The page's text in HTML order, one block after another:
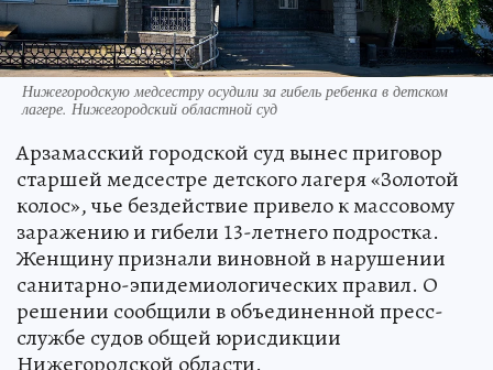
Нижегородскую медсестру осудили за гибель ребенка в детском
лагере. Нижегородский областной суд
Арзамасский городской суд вынес приговор
старшей медсестре детского лагеря «Золотой
колос», чье бездействие привело к массовому
заражению и гибели 13-летнего подростка.
Женщину признали виновной в нарушении
санитарно-эпидемиологических правил. О
решении сообщили в объединенной пресс-
службе судов общей юрисдикции